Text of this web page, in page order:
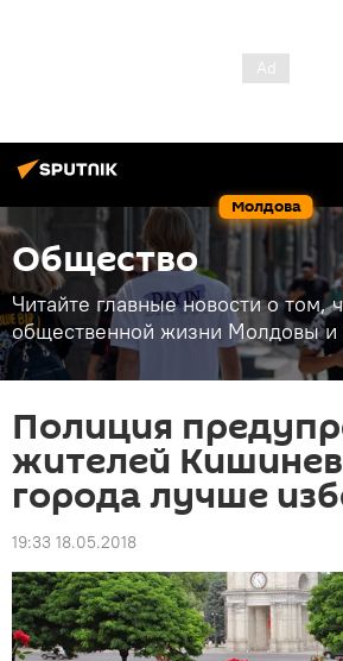
Молдова
Общество
Читайте главные новости о том,
общественной жизни Молдовы и
Полиция
жителей
города лучше
19:33 18.05.2018